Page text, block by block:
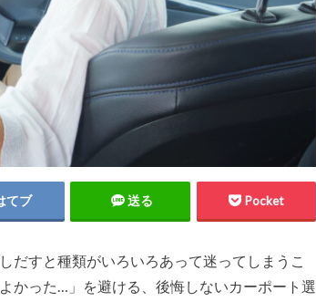
てブ 送る Pocket
だすと種類がいろいろあって迷ってしまうこ
かった…」を避ける、後悔しないカーポート選